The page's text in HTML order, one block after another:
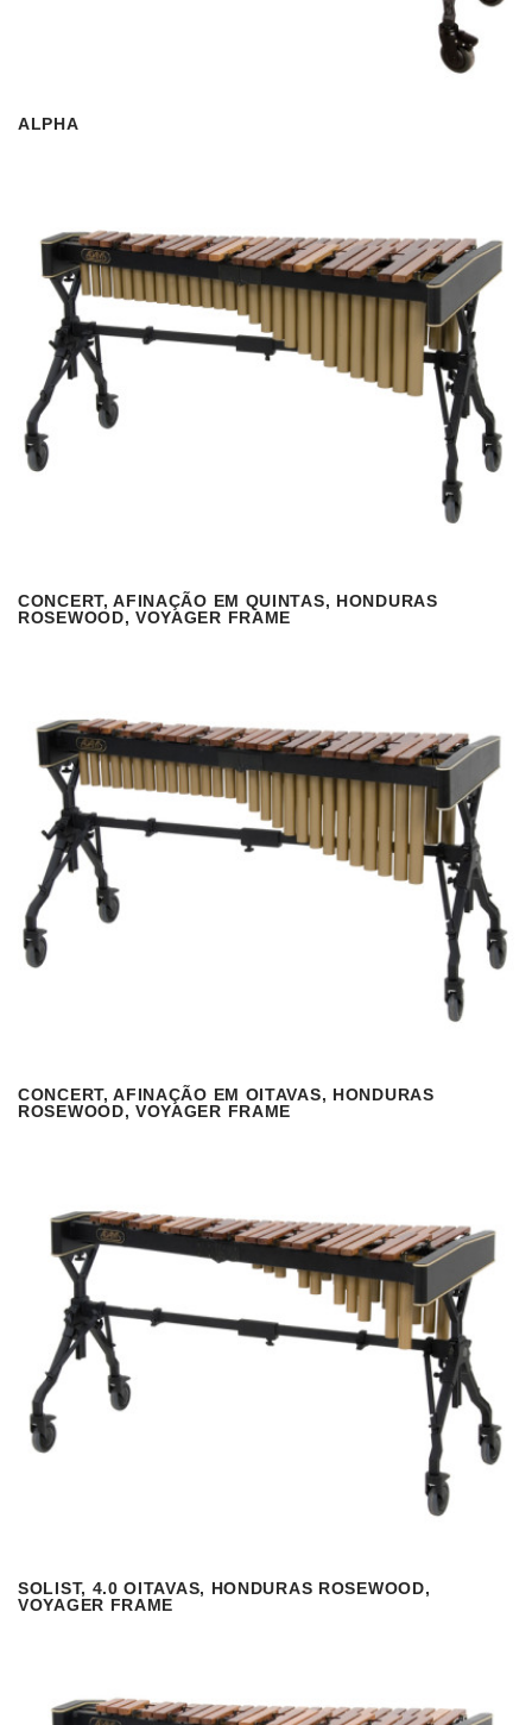
ALPHA
VISUALIZAR
CONCERT, AFINAÇÃO EM QUINTAS, HONDURAS
ROSEWOOD, VOYAGER FRAME
VISUALIZAR
CONCERT, AFINAÇÃO EM OITAVAS, HONDURAS
ROSEWOOD, VOYAGER FRAME
VISUALIZAR READ MORE
SOLIST, 4.0 OITAVAS, HONDURAS ROSEWOOD,
VOYAGER FRAME